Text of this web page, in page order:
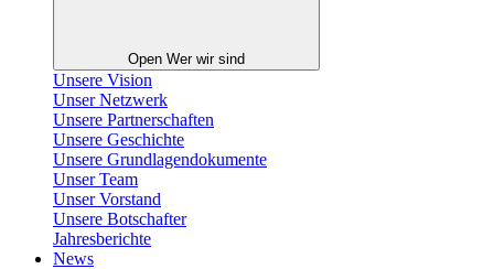
Open Wer wir sind
Unsere Vision
Unser Netzwerk
Unsere Partnerschaften
Unsere Geschichte
Unsere Grundlagendokumente
Unser Team
Unser Vorstand
Unsere Botschafter
Jahresberichte
News